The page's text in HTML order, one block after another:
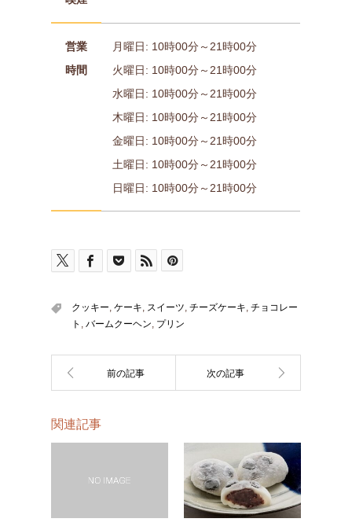
営業
時間
月曜日: 10時00分～21時00分
火曜日: 10時00分～21時00分
水曜日: 10時00分～21時00分
木曜日: 10時00分～21時00分
金曜日: 10時00分～21時00分
土曜日: 10時00分～21時00分
日曜日: 10時00分～21時00分
クッキー ケーキ スイーツ チーズケーキ チョコレー
ト
バームクーヘン プリン
関連記事